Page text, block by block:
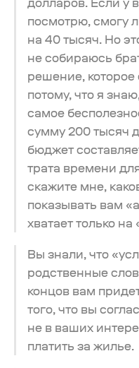
посмотрю, смогу
на 40 тысяч. Но
не собираюсь
решение, которое
потому, что я
самое
сумму 200 тысяч
бюджет
трата времени
скажите мне,
показывать вам
хватает только на
Вы знали, что
родственные
концов вам
того, что вы
не в ваших
платить за жилье.